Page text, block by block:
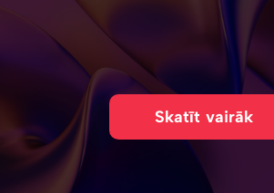
Skatīt vairāk